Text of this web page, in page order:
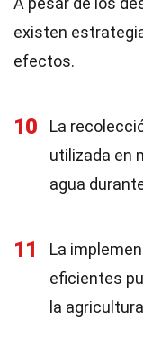
existen
efectos.
10
La
utilizada en
agua
11
La
eficientes
la